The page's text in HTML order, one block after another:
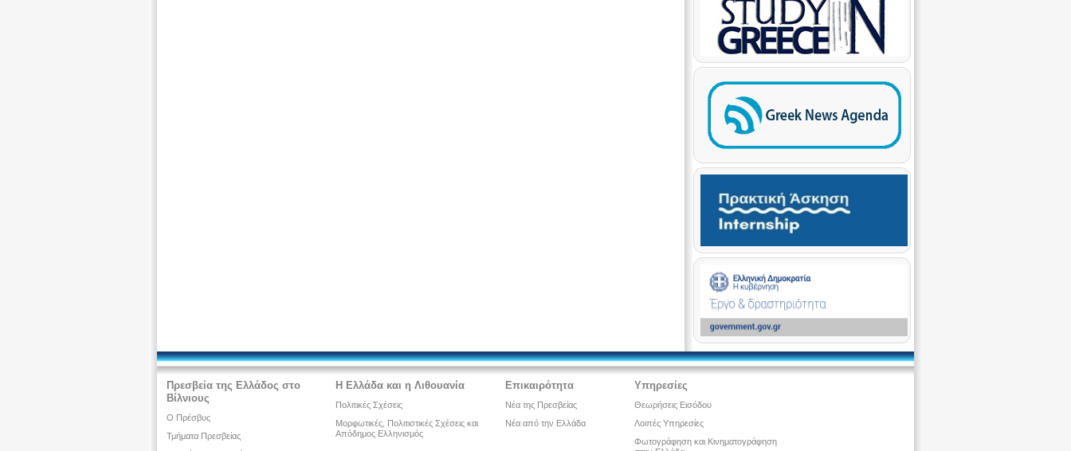
Πρεσβεία της Ελλάδος στο
Βίλνιους
O Πρέσβυς
Τμήματα Πρεσβείας
Η Ελλάδα και η Λιθουανία
Πολιτικές Σχέσεις
Μορφωτικές, Πολιτιστικές Σχέσεις και
Απόδημος Ελληνισμός
Επικαιρότητα
Νέα της Πρεσβείας
Νέα από την Ελλάδα
Υπηρεσίες
Θεωρήσεις Εισόδου
Λοιπές Υπηρεσίες
Φωτογράφηση και Κινηματογράφηση